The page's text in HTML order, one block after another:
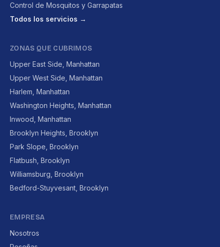
Control de Mosquitos y Garrapatas
Todos los servicios →
ZONAS QUE CUBRIMOS
Upper East Side, Manhattan
Upper West Side, Manhattan
Harlem, Manhattan
Washington Heights, Manhattan
Inwood, Manhattan
Brooklyn Heights, Brooklyn
Park Slope, Brooklyn
Flatbush, Brooklyn
Williamsburg, Brooklyn
Bedford-Stuyvesant, Brooklyn
EMPRESA
Nosotros